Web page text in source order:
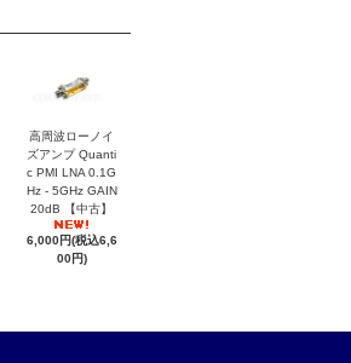
高周波ローノイ
ズアンプ Quanti
c PMI LNA 0.1G
Hz - 5GHz GAIN
20dB 【中古】
6,000円(税込6,6
00円)